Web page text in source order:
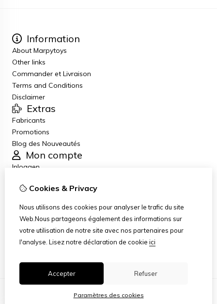
Information
About Marpytoys
Other links
Commander et Livraison
Terms and Conditions
Disclaimer
Extras
Fabricants
Promotions
Blog des Nouveautés
Mon compte
Inloggen
Liste de souhaits
Service client
Nous contacter
Plan du site
Cookies & Privacy
Nous utilisons des cookies pour analyser le trafic du site
Web.Nous partageons également des informations sur
votre utilisation de notre site avec nos partenaires pour
l'analyse. Lisez notre déclaration de cookie ici
Accepter Refuser
Paramètres des cookies